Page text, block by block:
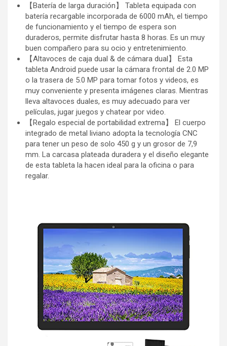
【Batería de larga duración】 Tableta equipada con
batería recargable incorporada de 6000 mAh, el tiempo
de funcionamiento y el tiempo de espera son
duraderos, permite disfrutar hasta 8 horas. Es un muy
buen compañero para su ocio y entretenimiento.
【Altavoces de caja dual & de cámara dual】 Esta
tableta Android puede usar la cámara frontal de 2.0 MP
o la trasera de 5.0 MP para tomar fotos y videos, es
muy conveniente y presenta imágenes claras. Mientras
lleva altavoces duales, es muy adecuado para ver
películas, jugar juegos y chatear por video.
【Regalo especial de portabilidad extrema】 El cuerpo
integrado de metal liviano adopta la tecnología CNC
para tener un peso de solo 450 g y un grosor de 7,9
mm. La carcasa plateada duradera y el diseño elegante
de esta tableta la hacen ideal para la oficina o para
regalar.